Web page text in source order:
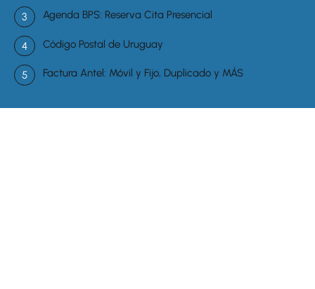
Agenda BPS: Reserva Cita Presencial
Código Postal de Uruguay
Factura Antel: Móvil y Fijo, Duplicado y MÁS